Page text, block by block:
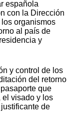
española
con la Dirección
organismos
al país de
y
y control de los
del retorno
que
el visado y los
de